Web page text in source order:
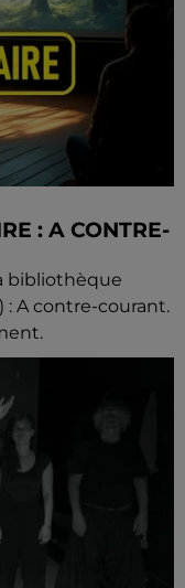
: A CONTRE-
bibliothèque
A contre-courant.